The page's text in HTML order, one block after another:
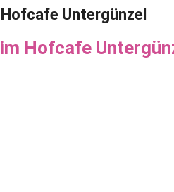
Untergünzel
Hofcafe